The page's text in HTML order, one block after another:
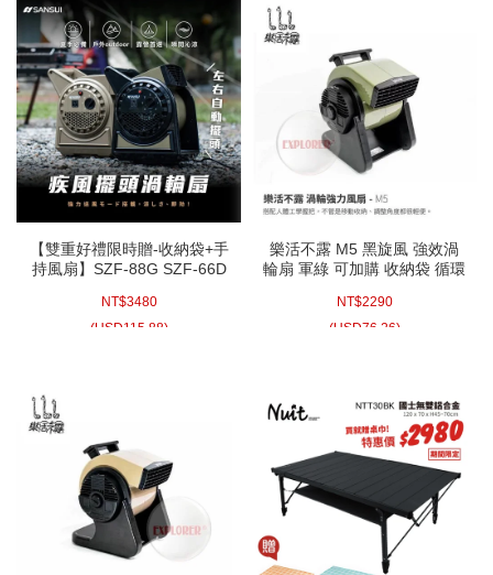
【雙重好禮限時贈-收納袋+手
持風扇】SZF-88G SZF-66D
頭渦輪扇 送收納袋 軍綠 沙色
循環扇 空氣循環扇 電風扇 渦
NT$3480
(USD115.88)
樂活不露 M5 黑旋風 強效渦
輪扇 軍綠 可加購 收納袋 循環
營風扇 露營電風扇
NT$2290
(USD76.26)